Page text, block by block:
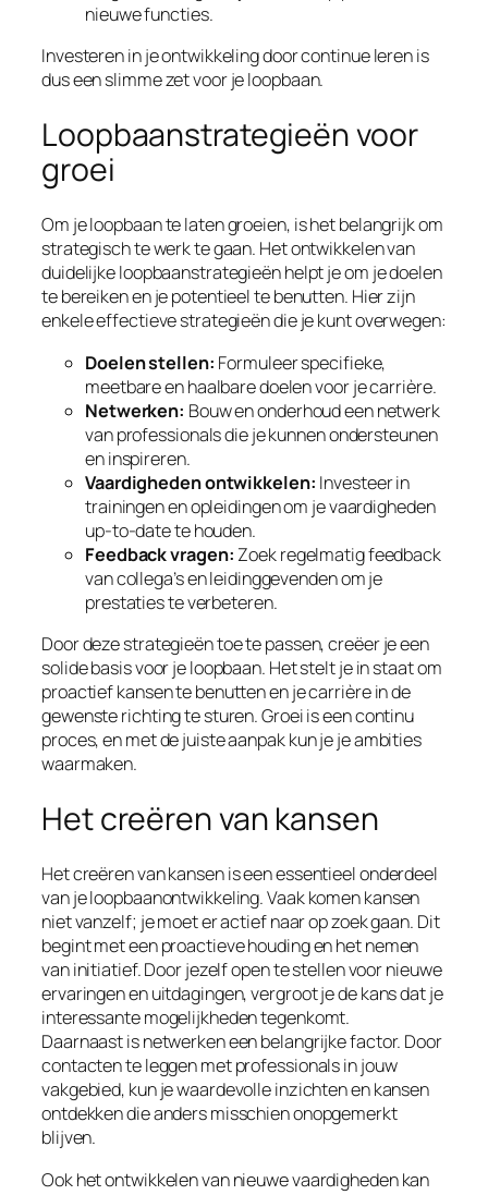
nieuwe functies.
Investeren in je ontwikkeling door continue leren is
dus een slimme zet voor je loopbaan.
Loopbaanstrategieën voor
groei
Om je loopbaan te laten groeien, is het belangrijk om
strategisch te werk te gaan. Het ontwikkelen van
duidelijke loopbaanstrategieën helpt je om je doelen
te bereiken en je potentieel te benutten. Hier zijn
enkele effectieve strategieën die je kunt overwegen:
Doelen stellen: Formuleer specifieke,
meetbare en haalbare doelen voor je carrière.
Netwerken: Bouw en onderhoud een netwerk
van professionals die je kunnen ondersteunen
en inspireren.
Vaardigheden ontwikkelen: Investeer in
trainingen en opleidingen om je vaardigheden
up-to-date te houden.
Feedback vragen: Zoek regelmatig feedback
van collega’s en leidinggevenden om je
prestaties te verbeteren.
Door deze strategieën toe te passen, creëer je een
solide basis voor je loopbaan. Het stelt je in staat om
proactief kansen te benutten en je carrière in de
gewenste richting te sturen. Groei is een continu
proces, en met de juiste aanpak kun je je ambities
waarmaken.
Het creëren van kansen
Het creëren van kansen is een essentieel onderdeel
van je loopbaanontwikkeling. Vaak komen kansen
niet vanzelf; je moet er actief naar op zoek gaan. Dit
begint met een proactieve houding en het nemen
van initiatief. Door jezelf open te stellen voor nieuwe
ervaringen en uitdagingen, vergroot je de kans dat je
interessante mogelijkheden tegenkomt.
Daarnaast is netwerken een belangrijke factor. Door
contacten te leggen met professionals in jouw
vakgebied, kun je waardevolle inzichten en kansen
ontdekken die anders misschien onopgemerkt
blijven.
Ook het ontwikkelen van nieuwe vaardigheden kan